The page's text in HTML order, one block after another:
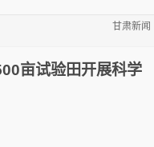
甘肃新闻
亩试验田开展科学